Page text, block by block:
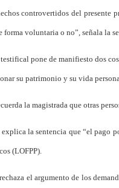
controvertidos del presente
forma voluntaria o no”, señala la
testifical pone de manifiesto dos
su patrimonio y su vida
la magistrada que otras
la sentencia que “el pago
(LOFPP).
el argumento de los